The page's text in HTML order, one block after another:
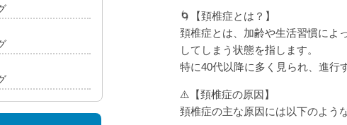
🌀【頚椎症とは？】
頚椎症とは、加齢や生活習慣によ
してしまう状態を指します。
特に40代以降に多く見られ、進行
⚠️【頚椎症の原因】
頚椎症の主な原因には以下のよう